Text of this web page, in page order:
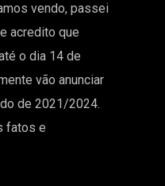
vendo, passei
acredito que
o dia 14 de
vão anunciar
de 2021/2024.
fatos e